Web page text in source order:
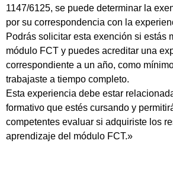
1147/6125, se puede determinar la
por su correspondencia con la
Podrás solicitar esta exención si estás
módulo FCT y puedes acreditar una
correspondiente a un año, como
trabajaste a tiempo completo.
Esta experiencia debe estar
formativo que estés cursando y
competentes evaluar si adquiriste los
aprendizaje del módulo FCT.»